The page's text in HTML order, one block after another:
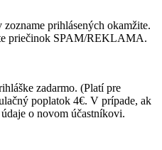
prihlásených okamžite.
priečinok SPAM/REKLAMA.
zadarmo. (Platí pre
poplatok 4€. V prípade, ak
o novom účastníkovi.